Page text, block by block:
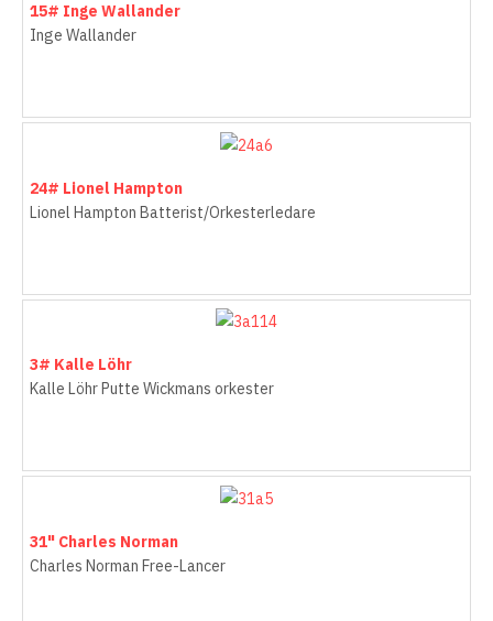
15# Inge Wallander
Inge Wallander
24# Lionel Hampton
Lionel Hampton Batterist/Orkesterledare
3# Kalle Löhr
Kalle Löhr Putte Wickmans orkester
31" Charles Norman
Charles Norman Free-Lancer